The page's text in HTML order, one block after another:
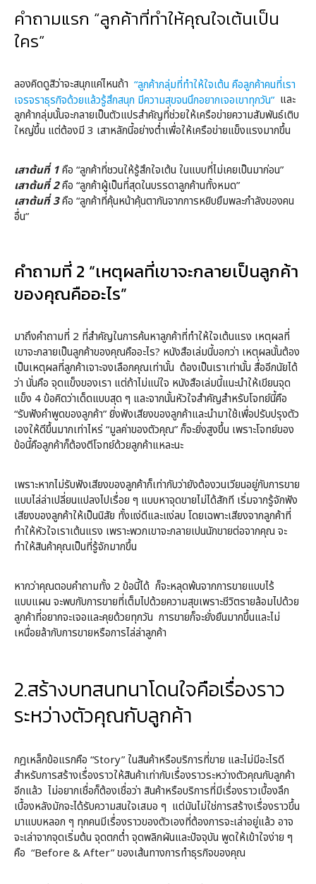
คำถามแรก “ลูกค้าที่ทำให้คุณใจเต้นเป็น
ใคร”
ลองคิดดูสิว่าจะสนุกแค่ไหนถ้า “ลูกค้ากลุ่มที่ทำให้ใจเต้น คือลูกค้าคนที่เรา
เจรจราธุรกิจด้วยแล้วรู้สึกสนุก มีความสุขจนนึกอยากเจอเขาทุกวัน” และ
ลูกค้ากลุ่มนั้นจะกลายเป็นตัวแปรสำคัญที่ช่วยให้เครือข่ายความสัมพันธ์เติบ
ใหญ่ขึ้น แต่ต้องมี 3 เสาหลักนี้อย่างต่ำเพื่อให้เครือข่ายแข็งแรงมากขึ้น
เสาต้นที่ 1คือ “ลูกค้าที่ชวนให้รู้สึกใจเต้น ในแบบที่ไม่เคยเป็นมาก่อน”
เสาต้นที่ 2คือ “ลูกค้าผู้เป็นที่สุดในบรรดาลูกค้านทั้งหมด”
เสาต้นที่ 3คือ “ลูกค้าที่คุ้นหน้าคุ้นตากันจากการหยิบยืมพละกำลังของคน
อื่น”
คำถามที่ 2 “เหตุผลที่เขาจะกลายเป็นลูกค้า
ของคุณคืออะไร”
มาถึงคำถามที่ 2 ที่สำคัญในการค้นหาลูกค้าที่ทำให้ใจเต้นแรง เหตุผลที่
เขาจะกลายเป็นลูกค้าของคุณคืออะไร? หนังสือเล่มนี้บอกว่า เหตุผลนั้นต้อง
เป็นเหตุผลที่ลูกค้าเจาะจงเลือกคุณเท่านั้น ต้องเป็นเราเท่านั้น สื่ออีกนัยได้
ว่า นั่นคือ จุดแข็งของเรา แต่ถ้าไม่แน่ใจ หนังสือเล่มนี้แนะนำให้เขียนจุด
แข็ง 4 ข้อคิดว่าเด็ดแบบสุด ๆ และจากนั้นหัวใจสำคัญสำหรับโจทย์นี้คือ
“รับฟังคำพูดของลูกค้า” ยิ่งฟังเสียงของลูกค้าและนำมาใช้เพื่อปรับปรุงตัว
เองให้ดีขึ้นมากเท่าไหร่ “มูลค่าของตัวคุณ” ก็จะยิ่งสูงขึ้น เพราะโจทย์ของ
ข้อนี้คือลูกค้าก็ต้องตีโจทย์ด้วยลูกค้าแหละนะ
เพราะหากไม่รับฟังเสียงของลูกค้าก็เท่ากับว่ายังต้องวนเวียนอยู่กับการขาย
แบบไล่ล่าเปลี่ยนแปลงไปเรื่อย ๆ แบบหาจุดขายไม่ได้สักที เริ่มจากรู้จักฟัง
เสียงของลูกค้าให้เป็นนิสัย ทั้งแง่ดีและแง่ลบ โดยเฉพาะเสียงจากลูกค้าที่
ทำให้หัวใจเราเต้นแรง เพราะพวกเขาจะกลายเปนนักขายต่อจากคุณ จะ
ทำให้สินค้าคุณเป็นที่รู้จักมากขึ้น
หากว่าคุณตอบคำถามทั้ง 2 ข้อนี้ได้ ก็จะหลุดพ้นจากการขายแบบไร้
แบบแผน จะพบกับการขายที่เต็มไปด้วยความสุขเพราะชีวิตรายล้อมไปด้วย
ลูกค้าที่อยากจะเจอและคุยด้วยทุกวัน การขายก็จะยั่งยืนมากขึ้นและไม่
เหนื่อยล้ากับการขายหรือการไล่ล่าลูกค้า
2.สร้างบทสนทนาโดนใจคือเรื่องราว
ระหว่างตัวคุณกับลูกค้า
กฎเหล็กข้อแรกคือ “Story” ในสินค้าหรือบริการที่ขาย และไม่มีอะไรดี
สำหรับการสร้างเรื่องราวให้สินค้าเท่ากับเรื่องราวระหว่างตัวคุณกับลูกค้า
อีกแล้ว ไม่อยากเชื่อก็ต้องเชื่อว่า สินค้าหรือบริการที่มีเรื่องราวเบื้องลึก
เบื้องหลังมักจะได้รับความสนใจเสมอ ๆ แต่มันไม่ใช่การสร้างเรื่องราวขึ้น
มาแบบหลอก ๆ ทุกคนมีเรื่องราวของตัวเองที่ต้องการจะเล่าอยู่แล้ว อาจ
จะเล่าจากจุดเริ่มต้น จุดตกต่ำ จุดพลิกผันและปัจจุบัน พูดให้เข้าใจง่าย ๆ
คือ “Before & After” ของเส้นทางการทำธุรกิจของคุณ